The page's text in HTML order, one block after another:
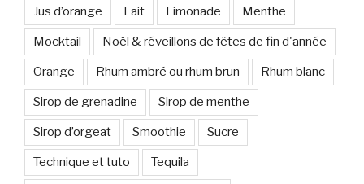
Jus d’orange Lait Limonade Menthe
Mocktail Noël & réveillons de fêtes de fin d'année
Orange Rhum ambré ou rhum brun Rhum blanc
Sirop de grenadine Sirop de menthe
Sirop d’orgeat Smoothie Sucre
Technique et tuto Tequila